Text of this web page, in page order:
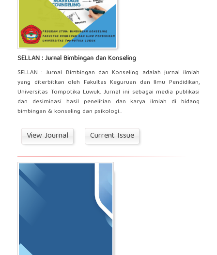
SELLAN : Jurnal Bimbingan dan Konseling
SELLAN : Jurnal Bimbingan dan Konseling adalah jurnal ilmiah
yang diterbitkan oleh Fakultas Keguruan dan Ilmu Pendidikan,
Universitas Tompotika Luwuk. Jurnal ini sebagai media publikasi
dan desiminasi hasil penelitian dan karya ilmiah di bidang
bimbingan & konseling dan psikologi...
View Journal Current Issue